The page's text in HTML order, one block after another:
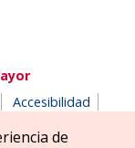
Accesibilidad
de